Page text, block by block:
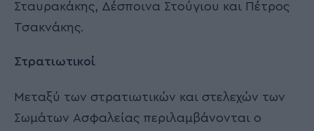
Σταυρακάκης, Δέσποινα Στούγιου και Πέτρος
Τσακνάκης.
Στρατιωτικοί
Μεταξύ των στρατιωτικών και στελεχών των
Σωμάτων Ασφαλείας περιλαμβάνονται ο